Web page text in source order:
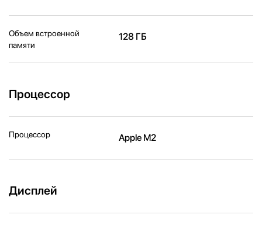
Объем встроенной
памяти
128 ГБ
Процессор
Процессор Apple M2
Дисплей